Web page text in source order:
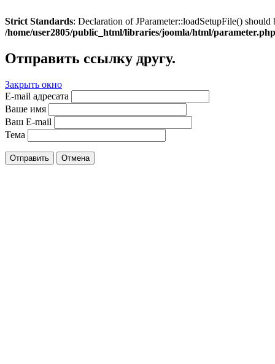
Strict Standards: Declaration of JParameter::loadSetupFile()
/home/user2805/public_html/libraries/joomla/html/parameter.php
Отправить ссылку другу.
Закрыть окно
E-mail адресата
Ваше имя
Ваш E-mail
Тема
Отправить Отмена